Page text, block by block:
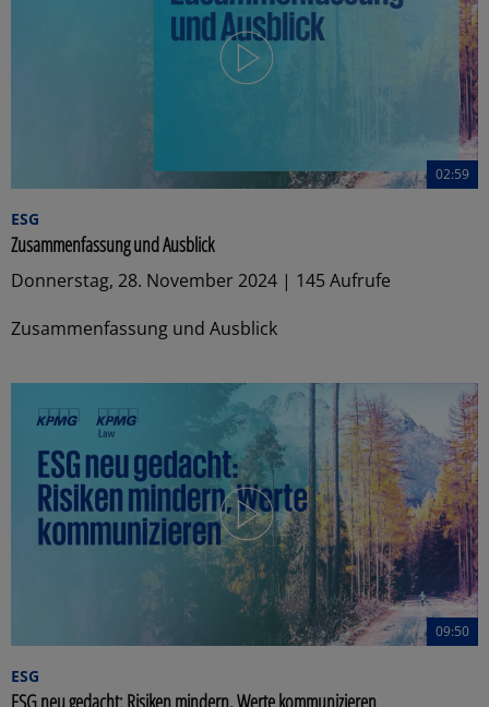
02:59
ESG
Zusammenfassung und Ausblick
Donnerstag, 28. November 2024 | 145 Aufrufe
Zusammenfassung und Ausblick
09:50
ESG
ESG neu gedacht: Risiken mindern, Werte kommunizieren